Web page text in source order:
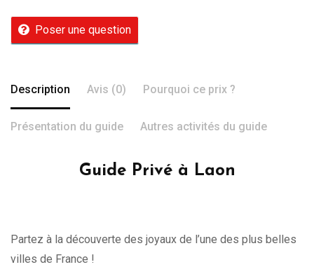
Poser une question
Description Avis (0) Pourquoi ce prix ?
Présentation du guide Autres activités du guide
Guide Privé à Laon
Partez à la découverte des joyaux de l’une des plus belles
villes de France !